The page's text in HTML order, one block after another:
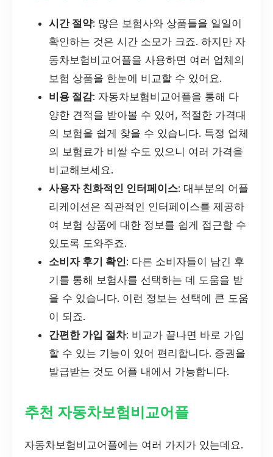
시간 절약: 많은 보험사와 상품들을 일일이
확인하는 것은 시간 소모가 크죠. 하지만 자
동차보험비교어플을 사용하면 여러 업체의
보험 상품을 한눈에 비교할 수 있어요.
비용 절감: 자동차보험비교어플을 통해 다
양한 견적을 받아볼 수 있어, 적절한 가격대
의 보험을 쉽게 찾을 수 있습니다. 특정 업체
의 보험료가 비쌀 수도 있으니 여러 가격을
비교해보세요.
사용자 친화적인 인터페이스: 대부분의 어플
리케이션은 직관적인 인터페이스를 제공하
여 보험 상품에 대한 정보를 쉽게 접근할 수
있도록 도와주죠.
소비자 후기 확인: 다른 소비자들이 남긴 후
기를 통해 보험사를 선택하는 데 도움을 받
을 수 있습니다. 이런 정보는 선택에 큰 도움
이 되죠.
간편한 가입 절차: 비교가 끝나면 바로 가입
할 수 있는 기능이 있어 편리합니다. 증권을
발급받는 것도 어플 내에서 가능합니다.
추천 자동차보험비교어플
자동차보험비교어플에는 여러 가지가 있는데요.